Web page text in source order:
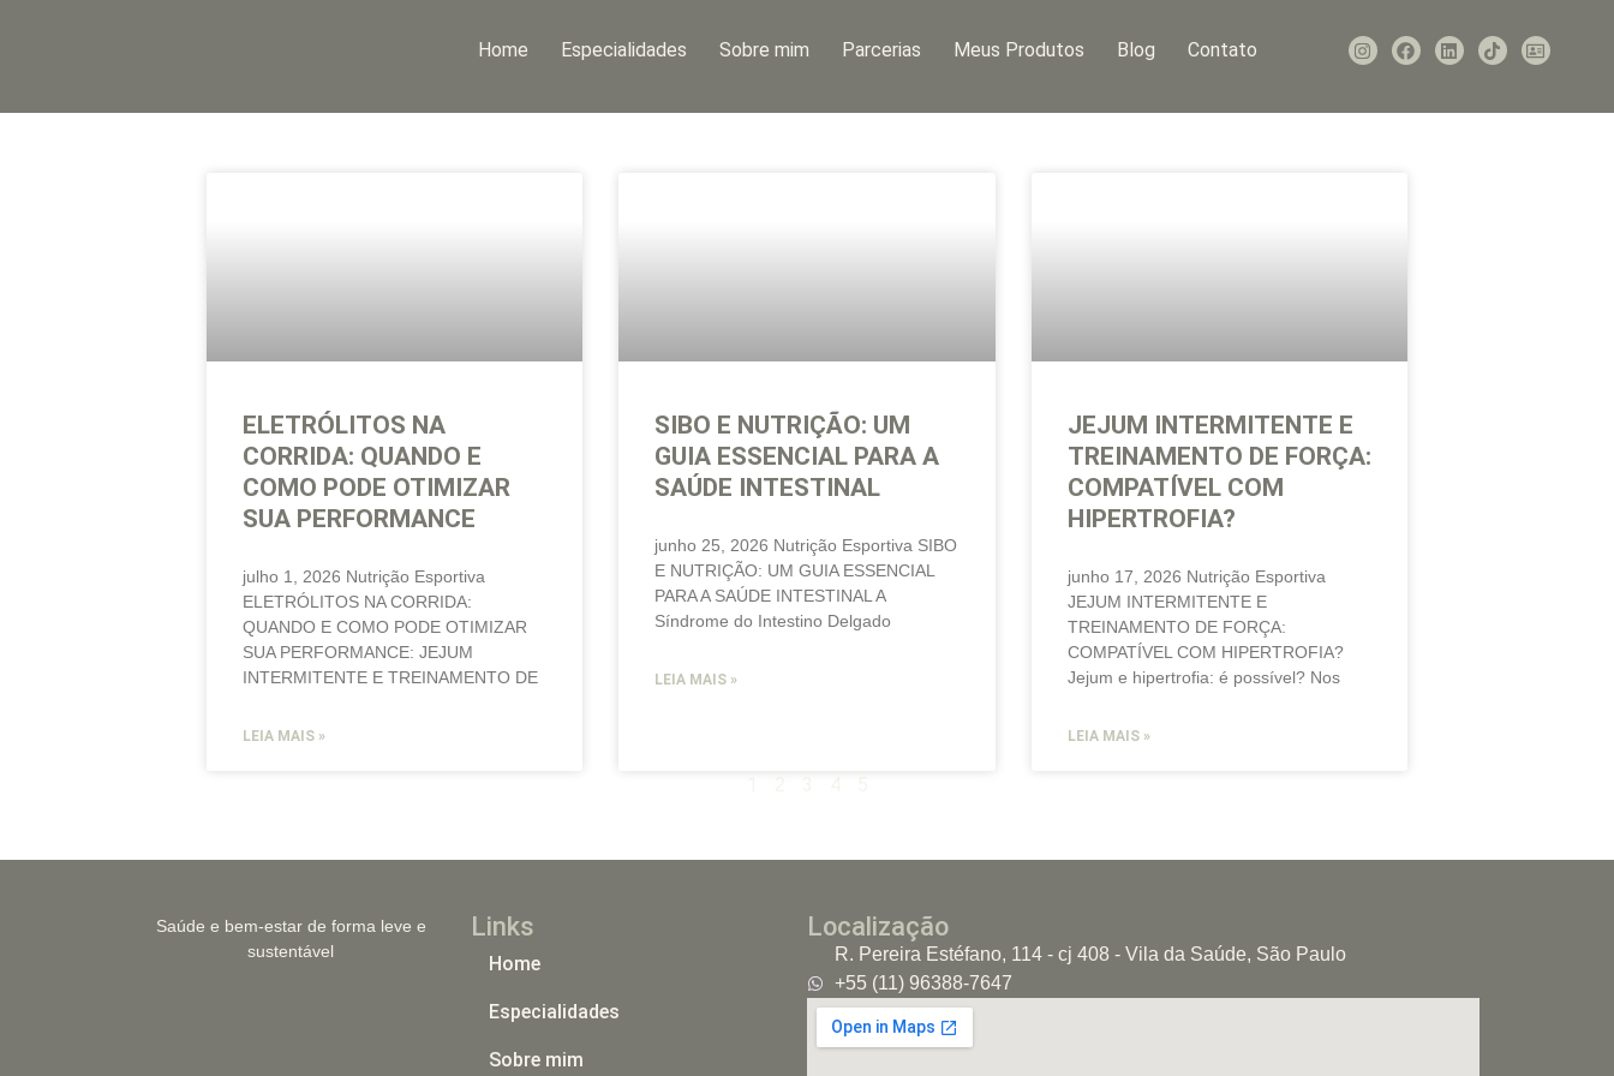
Home Especialidades Sobre mim Parcerias Meus Produtos Blog Contato
ELETRÓLITOS NA
CORRIDA: QUANDO E
COMO PODE OTIMIZAR
SUA PERFORMANCE
julho 1, 2026 Nutrição Esportiva
ELETRÓLITOS NA CORRIDA:
QUANDO E COMO PODE OTIMIZAR
SUA PERFORMANCE: JEJUM
INTERMITENTE E TREINAMENTO DE
LEIA MAIS »
SIBO E NUTRIÇÃO: UM
GUIA ESSENCIAL PARA A
SAÚDE INTESTINAL
junho 25, 2026 Nutrição Esportiva SIBO
E NUTRIÇÃO: UM GUIA ESSENCIAL
PARA A SAÚDE INTESTINAL A
Síndrome do Intestino Delgado
LEIA MAIS »
JEJUM INTERMITENTE E
TREINAMENTO DE FORÇA:
COMPATÍVEL COM
HIPERTROFIA?
junho 17, 2026 Nutrição Esportiva
JEJUM INTERMITENTE E
TREINAMENTO DE FORÇA:
COMPATÍVEL COM HIPERTROFIA?
Jejum e hipertrofia: é possível? Nos
LEIA MAIS »
2 5
Saúde e bem-estar de forma leve e
sustentável
Links
Home
Especialidades
Sobre mim
Localização
R. Pereira Estéfano, 114 - cj 408 - Vila da Saúde, São Paulo
+55 (11) 96388-7647